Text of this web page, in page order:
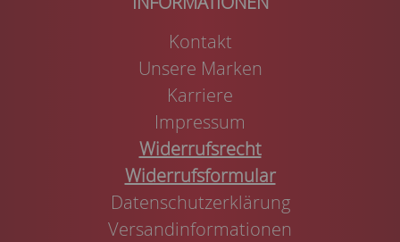
Kontakt
Unsere Marken
Karriere
Impressum
Widerrufsrecht
Widerrufsformular
Datenschutzerklärung
Versandinformationen